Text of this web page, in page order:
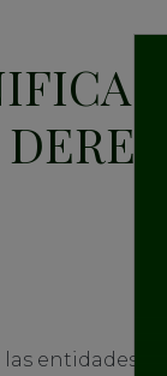
las entidades